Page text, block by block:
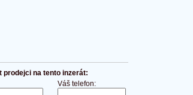
prodejci na tento inzerát:
Váš telefon: